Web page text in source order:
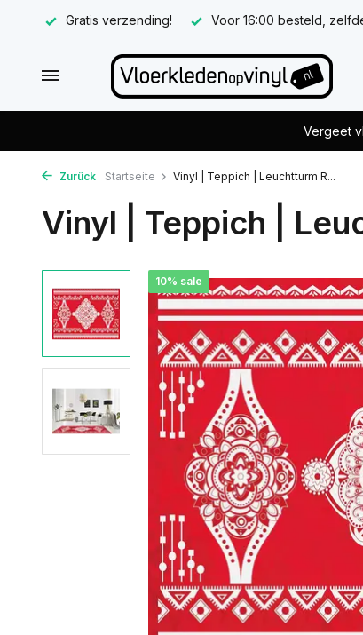
Gratis verzending! Voor 16:00 besteld,
Vergeet
Zurück Startseite Vinyl | Teppich | Leuchtturm R...
Vinyl | Teppich |
10% sale